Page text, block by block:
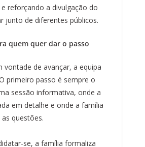
reforçando a divulgação do
junto de diferentes públicos.
quem quer dar o passo
vontade de avançar, a equipa
primeiro passo é sempre o
sessão informativa, onde a
em detalhe e onde a família
questões.
se, a família formaliza